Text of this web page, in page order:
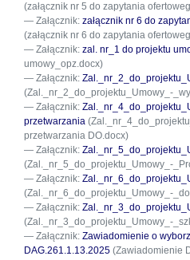
(załącznik nr 5 do zapytania
Załącznik: załącznik nr 6 do
(załącznik nr 6 do zapytania
Załącznik: zal. nr_1 do projektu
umowy_opz.docx)
Załącznik:
(Zal._nr_2_do_projektu_Umowy_-
Załącznik:
przetwarzania
przetwarzania DO.docx)
Załącznik:
(Zal._nr_5_do_projektu_Umowy_-
Załącznik:
(Zal._nr_6_do_projektu_Umowy_-
Załącznik:
(Zal._nr_3_do_projektu_Umowy_-
Załącznik: Zawiadomienie o
DAG.261.1.13.2025 (Zawiadomienie